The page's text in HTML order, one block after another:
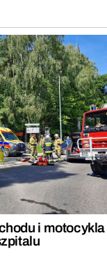
i